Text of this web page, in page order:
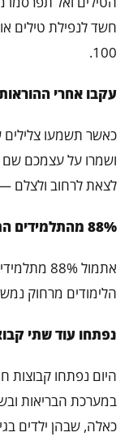
חשד לנפילת טילים
100.
עקבו אחרי
כאשר תשמעו צלילים
לצאת לרחוב ולצלם —
88% מהתלמידים התחברו לשיעורים מרחוק:
אתמול
הלימודים מרחוק
נפתחו עוד שתי
היום נפתחו קבוצות